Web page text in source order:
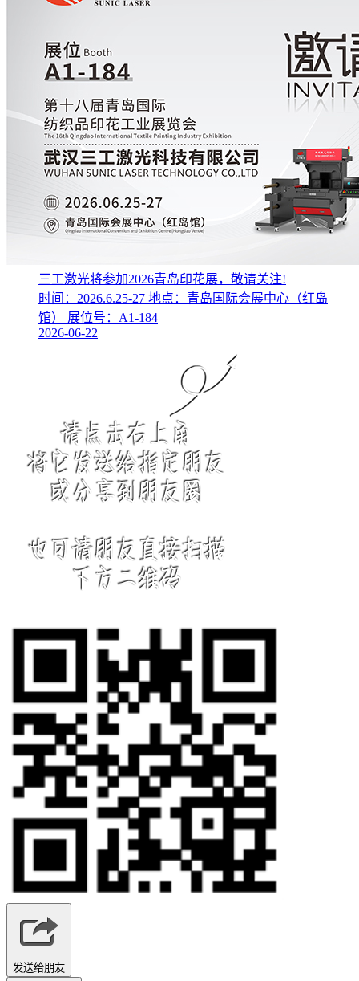
三工激光将参加2026青岛印花展，敬请关注!
时间：2026.6.25-27 地点：青岛国际会展中心（红岛
馆） 展位号：A1-184
2026-06-22
发送给朋友